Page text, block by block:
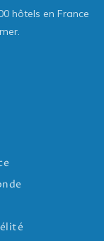
hôtels en France